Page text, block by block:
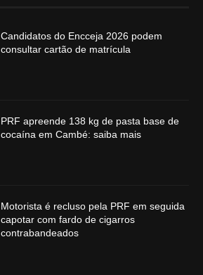
Candidatos do Encceja 2026 podem
consultar cartão de matrícula
PRF apreende 138 kg de pasta base de
cocaína em Cambé: saiba mais
Motorista é recluso pela PRF em seguida
capotar com fardo de cigarros
contrabandeados